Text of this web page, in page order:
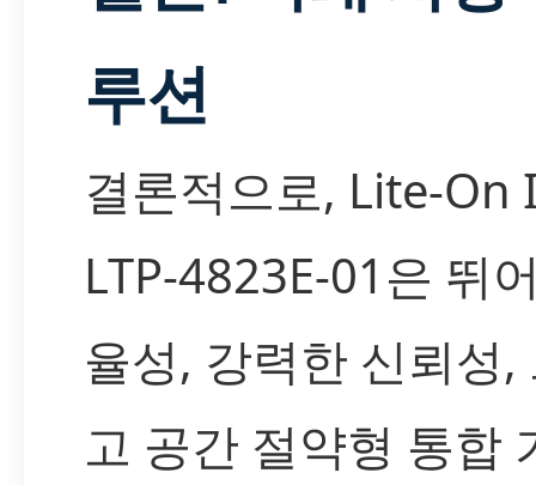
루션
결론적으로, Lite-On
LTP-4823E-01은 뛰
율성, 강력한 신뢰성,
고 공간 절약형 통합